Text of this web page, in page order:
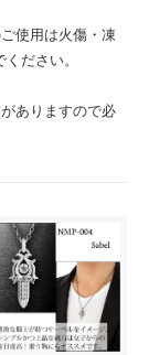
使用は火傷・凍
ださい。
ありますので必